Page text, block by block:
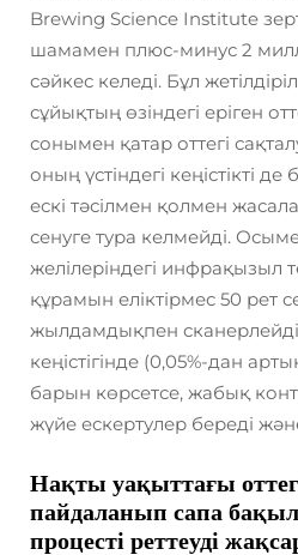
Brewing Science Institute
шамамен плюс-минус 2
сәйкес келеді. Бұл
сұйықтың өзіндегі еріген
сонымен қатар оттегі
оның үстіндегі кеңістікті
ескі тәсілмен қолмен
сенуге тура келмейді.
желілеріндегі инфрақызыл
құрамын еліктірмес 50 рет
жылдамдықпен
кеңістігінде (0,05%-дан
барын көрсетсе, жабық
жүйе ескертулер береді
Нақты уақыттағы
пайдаланып сапа
процесті реттеуді